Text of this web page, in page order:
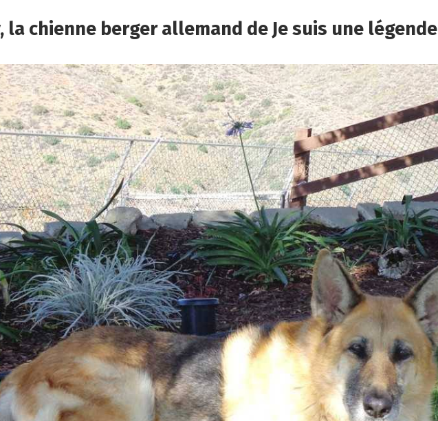
la chienne berger allemand de Je suis une légende